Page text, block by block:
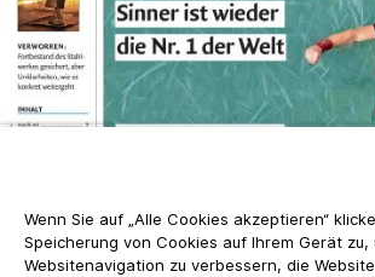
Wenn Sie auf „Alle Cookies akzeptieren“
Speicherung von Cookies auf Ihrem Gerät zu,
Websitenavigation zu verbessern, die